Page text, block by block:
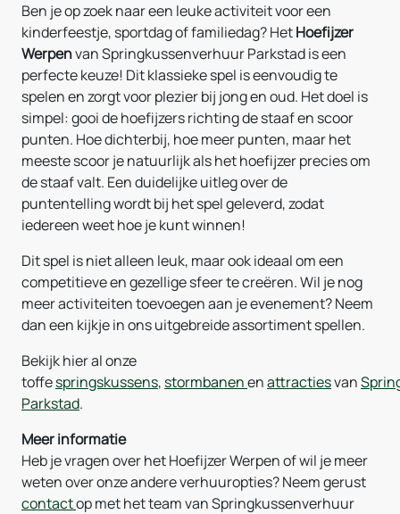
Ben je op zoek naar een leuke activiteit voor een
kinderfeestje, sportdag of familiedag? HetHoefijzer
Werpenvan Springkussenverhuur Parkstad is een
perfecte keuze! Dit klassieke spel is eenvoudig te
spelen en zorgt voor plezier bij jong en oud. Het doel is
simpel: gooi de hoefijzers richting de staaf en scoor
punten. Hoe dichterbij, hoe meer punten, maar het
meeste scoor je natuurlijk als het hoefijzer precies om
de staaf valt. Een duidelijke uitleg over de
puntentelling wordt bij het spel geleverd, zodat
iedereen weet hoe je kunt winnen!
Dit spel is niet alleen leuk, maar ook ideaal om een
competitieve en gezellige sfeer te creëren. Wil je nog
meer activiteiten toevoegen aan je evenement? Neem
dan een kijkje in ons uitgebreide assortiment spellen.
Bekijk hier al onze
toffespringskussens, stormbanenenattractiesvan
Parkstad.
Meer informatie
Heb je vragen over het Hoefijzer Werpen of wil je meer
weten over onze andere verhuuropties? Neem gerust
contactop met het team van Springkussenverhuur